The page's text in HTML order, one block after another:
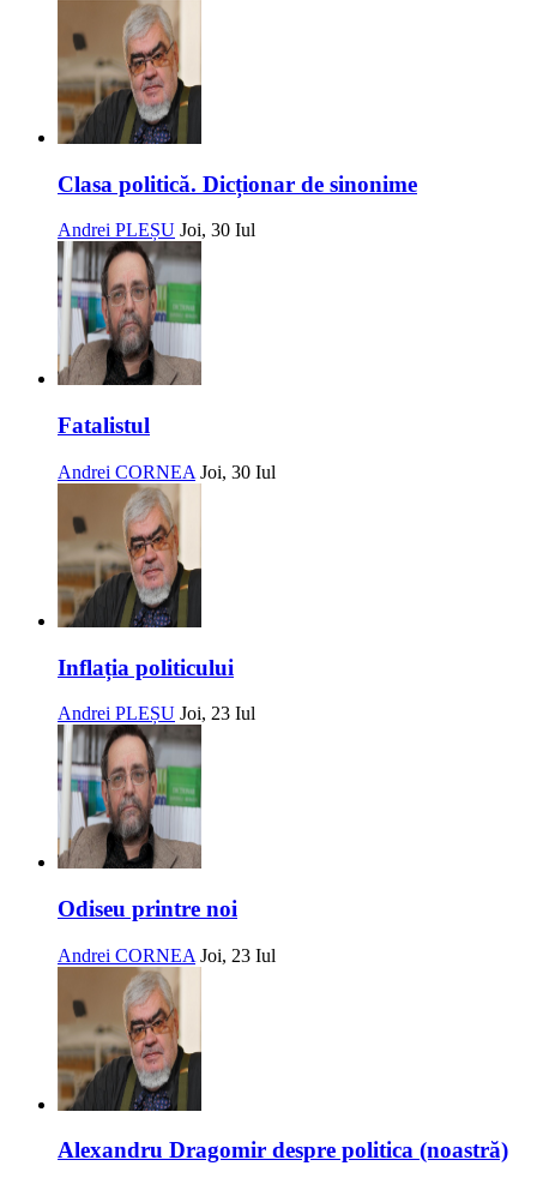
Clasa politică. Dicționar de sinonime
Andrei PLEȘU Joi, 30 Iul
Fatalistul
Andrei CORNEA Joi, 30 Iul
Inflația politicului
Andrei PLEȘU Joi, 23 Iul
Odiseu printre noi
Andrei CORNEA Joi, 23 Iul
Alexandru Dragomir despre politica (noastră)